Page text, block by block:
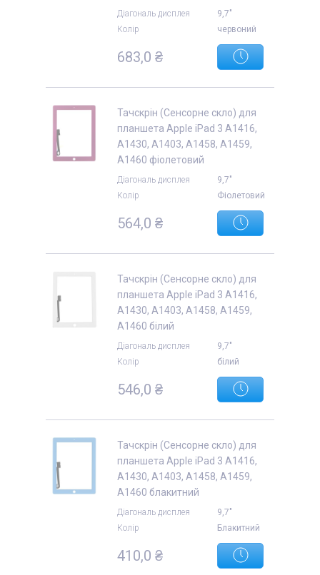
Діагональ дисплея
9,7"
Колір
червоний
683,0 ₴
Тачскрін (Сенсорне скло) для
планшета Apple iPad 3 A1416,
A1430, A1403, A1458, A1459,
A1460 фіолетовий
Діагональ дисплея
9,7"
Колір
Фіолетовий
564,0 ₴
Тачскрін (Сенсорне скло) для
планшета Apple iPad 3 A1416,
A1430, A1403, A1458, A1459,
A1460 білий
Діагональ дисплея
9,7"
Колір
білий
546,0 ₴
Тачскрін (Сенсорне скло) для
планшета Apple iPad 3 A1416,
A1430, A1403, A1458, A1459,
A1460 блакитний
Діагональ дисплея
9,7"
Колір
Блакитний
410,0 ₴